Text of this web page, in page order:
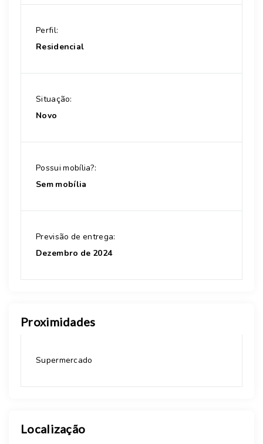
Perfil:
Residencial
Situação:
Novo
Possui mobília?:
Sem mobília
Previsão de entrega:
Dezembro de 2024
Proximidades
Supermercado
Localização